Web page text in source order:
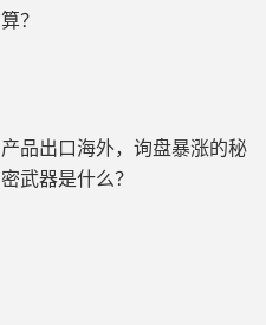
算？
产品出口海外，询盘暴涨的秘
密武器是什么？